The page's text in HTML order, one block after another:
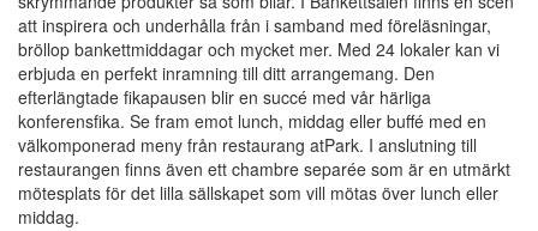
att inspirera och underhålla från i samband med föreläsningar,
bröllop bankettmiddagar och mycket mer. Med 24 lokaler kan vi
erbjuda en perfekt inramning till ditt arrangemang. Den
efterlängtade fikapausen blir en succé med vår härliga
konferensfika. Se fram emot lunch, middag eller buffé med en
välkomponerad meny från restaurang atPark. I anslutning till
restaurangen finns även ett chambre separée som är en utmärkt
mötesplats för det lilla sällskapet som vill mötas över lunch eller
middag.